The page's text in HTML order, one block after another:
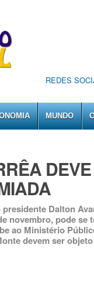
REDES
MUNDO
Dalton
novembro, pode
ao Ministério
devem ser